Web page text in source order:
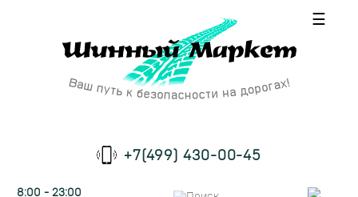
☰
+7(499) 430-00-45
8:00 - 23:00